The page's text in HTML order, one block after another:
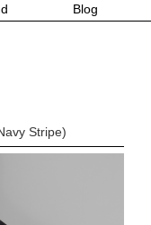
Blog
Stripe)